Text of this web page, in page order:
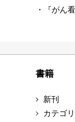
・『がん
書籍
新刊
カテゴ